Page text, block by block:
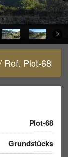
Ref. Plot-68
Plot-68
Grundstücks